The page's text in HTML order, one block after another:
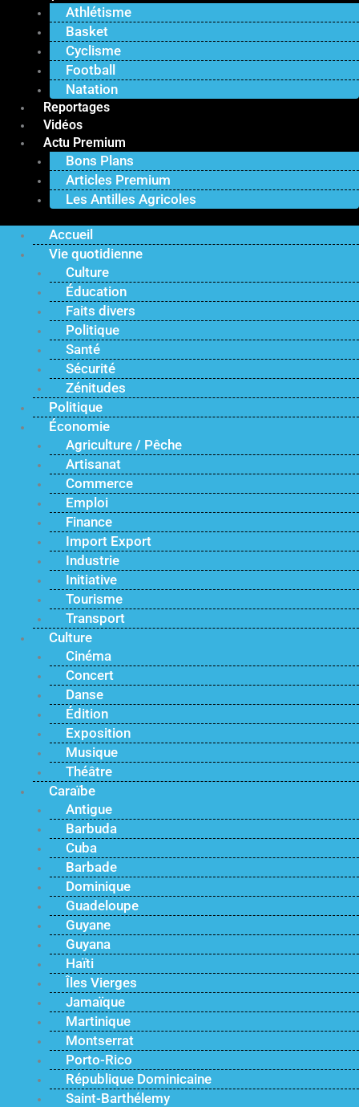
Athlétisme
Basket
Cyclisme
Football
Natation
Reportages
Vidéos
Actu Premium
Bons Plans
Articles Premium
Les Antilles Agricoles
Accueil
Vie quotidienne
Culture
Éducation
Faits divers
Politique
Santé
Sécurité
Zénitudes
Politique
Économie
Agriculture / Pêche
Artisanat
Commerce
Emploi
Finance
Import Export
Industrie
Initiative
Tourisme
Transport
Culture
Cinéma
Concert
Danse
Édition
Exposition
Musique
Théâtre
Caraïbe
Antigue
Barbuda
Cuba
Barbade
Dominique
Guadeloupe
Guyane
Guyana
Haïti
Îles Vierges
Jamaïque
Martinique
Montserrat
Porto-Rico
République Dominicaine
Saint-Barthélemy